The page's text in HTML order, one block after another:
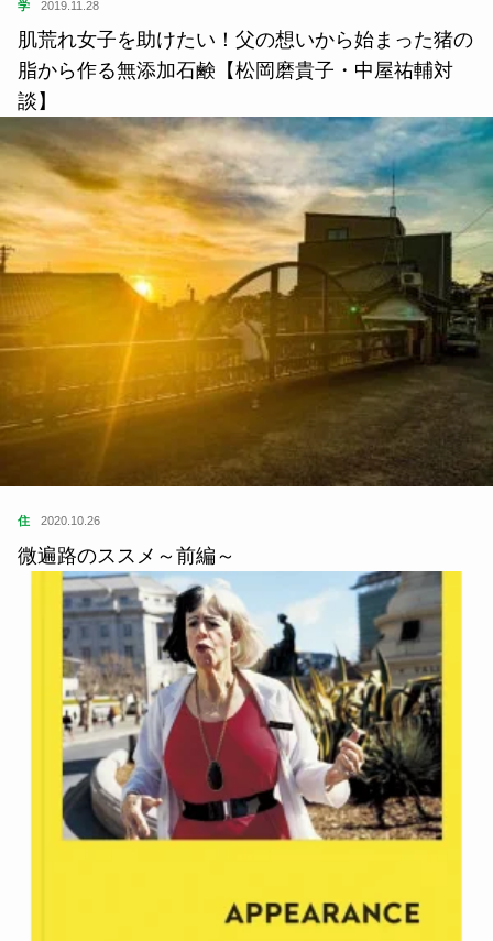
学 2019.11.28
肌荒れ女子を助けたい！父の想いから始まった猪の
脂から作る無添加石鹸【松岡磨貴子・中屋祐輔対
談】
住 2020.10.26
微遍路のススメ～前編～